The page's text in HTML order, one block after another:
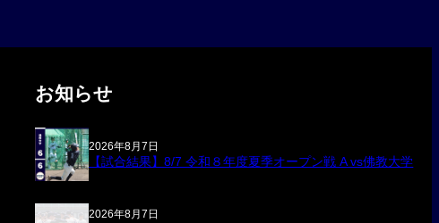
お知らせ
2026年8月7日
【試合結果】8/7 令和８年度夏季オープン戦 A vs佛教大学
2026年8月7日